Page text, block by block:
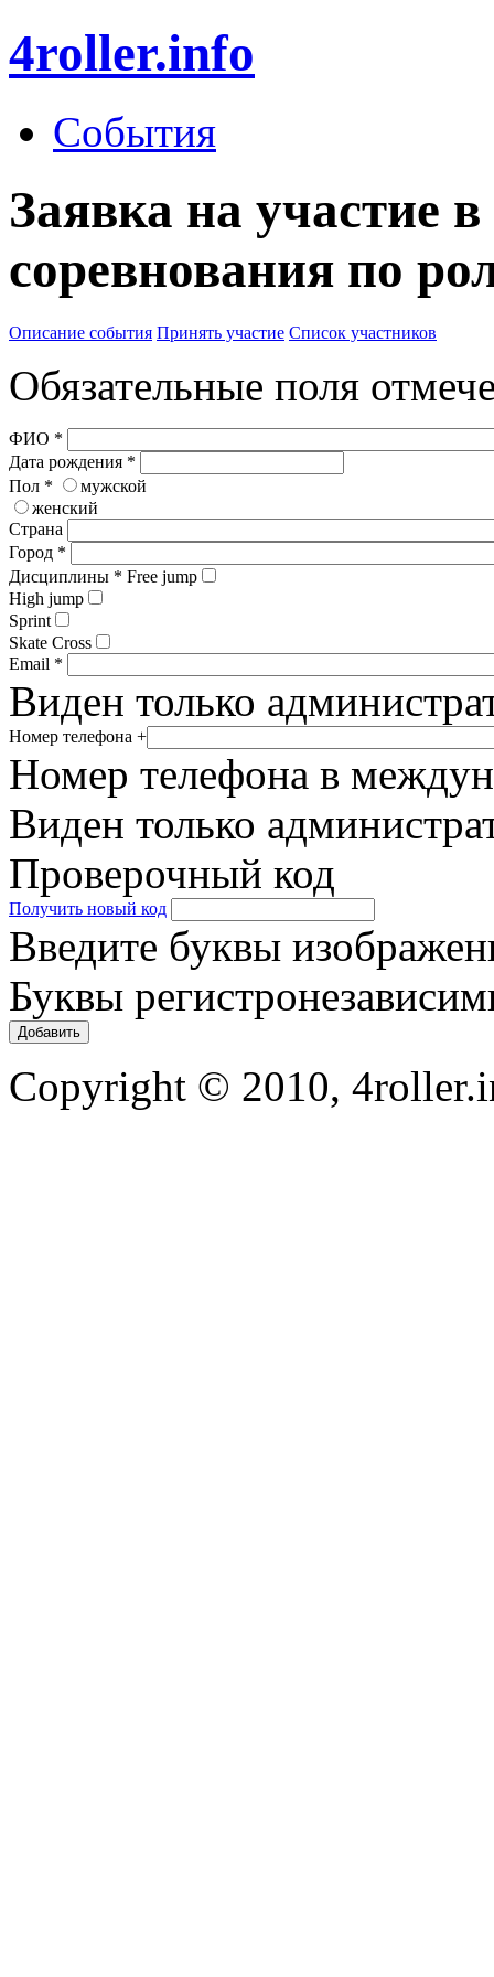
4roller.info
События
Заявка на участие
соревнования по
Описание события Принять участие Список участников
Обязательные поля
ФИО *
Дата рождения *
Пол *
мужской
женский
Страна
Город *
Дисциплины * Free jump
High jump
Sprint
Skate Cross
Email *
Виден только
Номер телефона +
Номер телефона в
Виден только
Проверочный код
Получить новый код
Введите буквы
Буквы
Copyright © 2010,